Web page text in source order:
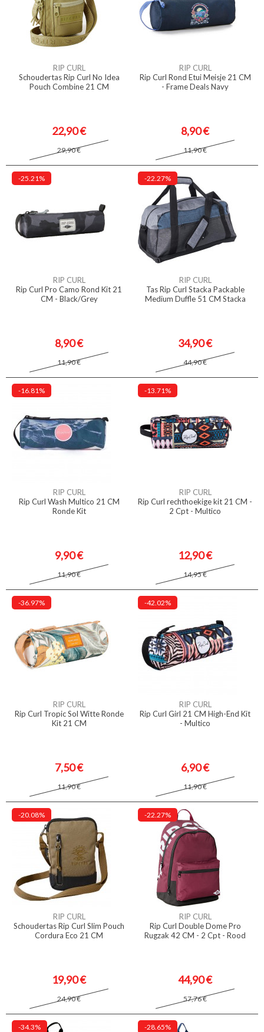
RIP CURL
Schoudertas Rip Curl No Idea
Pouch Combine 21 CM
22,90 €
29,90 €
RIP CURL
Rip Curl Rond Etui Meisje 21 CM
- Frame Deals Navy
8,90 €
11,90 €
-25.21%
RIP CURL
Rip Curl Pro Camo Rond Kit 21
CM - Black/Grey
8,90 €
11,90 €
-22.27%
RIP CURL
Tas Rip Curl Stacka Packable
Medium Duffle 51 CM Stacka
34,90 €
44,90 €
-16.81%
RIP CURL
Rip Curl Wash Multico 21 CM
Ronde Kit
9,90 €
11,90 €
-13.71%
RIP CURL
Rip Curl rechthoekige kit 21 CM -
2 Cpt - Multico
12,90 €
14,95 €
-36.97%
RIP CURL
Rip Curl Tropic Sol Witte Ronde
Kit 21 CM
7,50 €
11,90 €
-42.02%
RIP CURL
Rip Curl Girl 21 CM High-End Kit
- Multico
6,90 €
11,90 €
-20.08%
RIP CURL
Schoudertas Rip Curl Slim Pouch
Cordura Eco 21 CM
19,90 €
24,90 €
-22.27%
RIP CURL
Rip Curl Double Dome Pro
Rugzak 42 CM - 2 Cpt - Rood
44,90 €
57,76 €
-34.3% -28.65%